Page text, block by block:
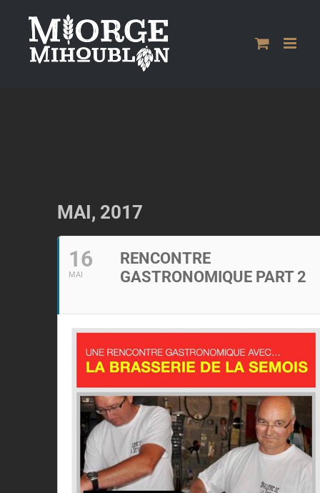
contenu
MAI, 2017
16
MAI
RENCONTRE
GASTRONOMIQUE PART 2